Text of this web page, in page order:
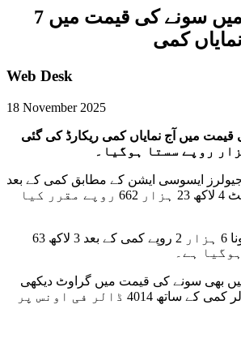
ملکی مارکیٹ میں سونے کی قیمت میں 7
کمی
Web Desk
18 November 2025
میں آج نمایاں کمی ریکارڈ کی گئی
جیولرز ایسوسی ایشن کے مطابق کمی کے بعد
فی تولہ سونے کا نیا ریٹ 4 لاکھ 23 ہزار 662 روپے مقرر کیا
اسی طرح 10 گرام سونا 6 ہزار 2 روپے کمی کے بعد 3 لاکھ 63
بھی سونے کی قیمت میں گراوٹ دیکھی
گئی، جہاں سونا 70 ڈالر کمی کے ساتھ 4014 ڈالر فی اونس پر